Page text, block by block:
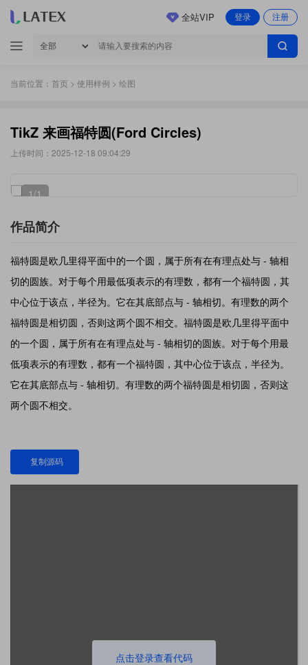
登录 注册
全站VIP
当前位置： 首页 > 使用样例 > 绘图
TikZ 来画福特圆(Ford Circles)
上传时间：2025-12-18 09:04:29
1/1
作品简介
福特圆是欧几里得平面中的一个圆，属于所有在有理点处与 - 轴相
切的圆族。对于每个用最低项表示的有理数，都有一个福特圆，其
中心位于该点，半径为。它在其底部点与 - 轴相切。有理数的两个
福特圆是相切圆，否则这两个圆不相交。福特圆是欧几里得平面中
的一个圆，属于所有在有理点处与 - 轴相切的圆族。对于每个用最
低项表示的有理数，都有一个福特圆，其中心位于该点，半径为。
它在其底部点与 - 轴相切。有理数的两个福特圆是相切圆，否则这
两个圆不相交。
复制源码
点击登录查看代码